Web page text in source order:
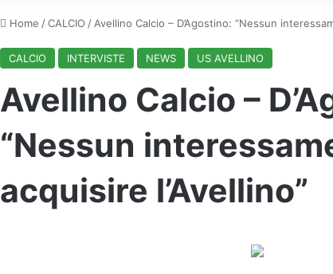
Home /CALCIO / Avellino Calcio – D’Agostino: “Nessun
CALCIO INTERVISTE NEWS US AVELLINO
Avellino Calcio –
“Nessun
acquisire l’Avellino”